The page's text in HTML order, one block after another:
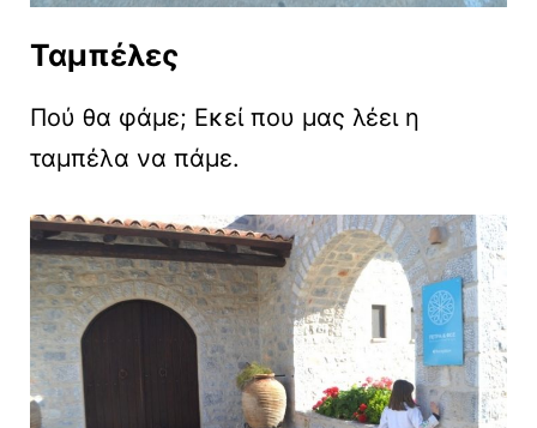
Ταμπέλες
Πού θα φάμε; Εκεί που μας λέει η
ταμπέλα να πάμε.